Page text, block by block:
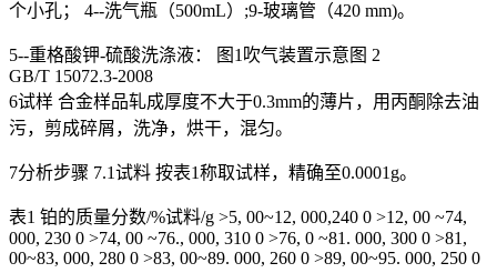
个小孔； 4--洗气瓶（500mL）;9-玻璃管（420 mm)。
5--重格酸钾-硫酸洗涤液： 图1吹气装置示意图 2
GB/T 15072.3-2008
6试样 合金样品轧成厚度不大于0.3mm的薄片，用丙酮除去油
污，剪成碎屑，洗净，烘干，混匀。
7分析步骤 7.1试料 按表1称取试样，精确至0.0001g。
表1 铂的质量分数/%试料/g >5, 00~12, 000,240 0 >12, 00 ~74,
000, 230 0 >74, 00 ~76., 000, 310 0 >76, 0 ~81. 000, 300 0 >81,
00~83, 000, 280 0 >83, 00~89. 000, 260 0 >89, 00~95. 000, 250 0